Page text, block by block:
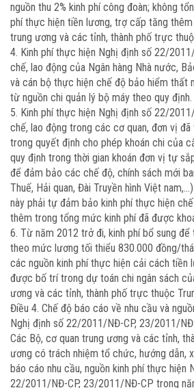
nguồn thu 2% kinh phí công đoàn; không
phí thực hiện tiền lương, trợ cấp tăng
trung ương và các tỉnh, thành phố trực
4. Kinh phí thực hiện Nghị định số 22/
chế, lao động của Ngân hàng Nhà nước,
và cán bộ thực hiện chế độ bảo hiểm thất
từ nguồn chi quản lý bộ máy theo quy định.
5. Kinh phí thực hiện Nghị định số 22/
chế, lao động trong các cơ quan, đơn vị
trong quyết định cho phép khoán chi của
quy định trong thời gian khoán đơn vị tự
để đảm bảo các chế độ, chính sách mới
Thuế, Hải quan, Đài Truyền hình Việt
này phải tự đảm bảo kinh phí thực hiện
thêm trong tổng mức kinh phí đã được
6. Từ năm 2012 trở đi, kinh phí bổ sung
theo mức lương tối thiểu 830.000 đồng/
các nguồn kinh phí thực hiện cải cách tiền
được bố trí trong dự toán chi ngân sách
ương và các tỉnh, thành phố trực thuộc
Điều 4. Chế độ báo cáo về nhu cầu và
Nghị định số 22/2011/NĐ-CP, 23/2011/
Các Bộ, cơ quan trung ương và các tỉnh,
ương có trách nhiệm tổ chức, hướng dẫn,
báo cáo nhu cầu, nguồn kinh phí thực hiện
22/2011/NĐ-CP, 23/2011/NĐ-CP trong